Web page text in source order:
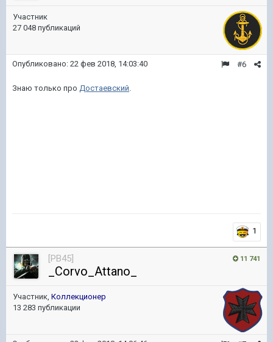
Участник
27 048 публикаций
#6
Опубликовано: 22 фев 2018, 14:03:40
Знаю только про Достаевский.
1
11 741
[PB45]
_Corvo_Attano_
Участник, Коллекционер
13 283 публикации